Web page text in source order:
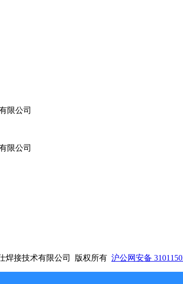
焊接技术有限公司 版权所有 沪公网安备